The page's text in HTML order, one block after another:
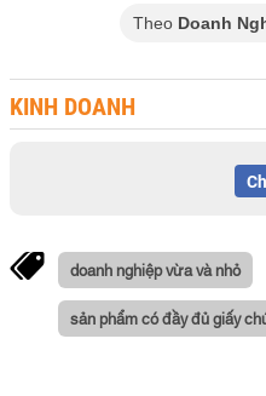
Theo Doanh
KINH DOANH
doanh nghiệp vừa và nhỏ
sản phẩm có đầy đủ giấy